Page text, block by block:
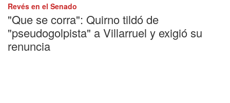
Revés en el Senado
"Que se corra": Quirno tildó de
"pseudogolpista" a Villarruel y exigió su
renuncia